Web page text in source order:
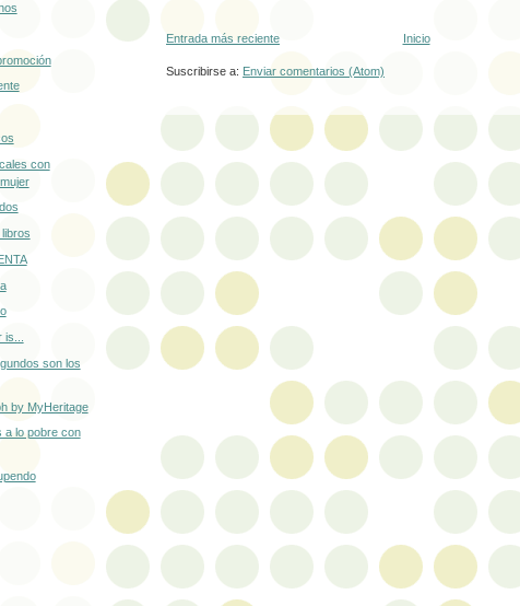
Entrada más reciente Inicio
Suscribirse a: Enviar comentarios (Atom)
con
son los
by MyHeritage
a lo pobre con